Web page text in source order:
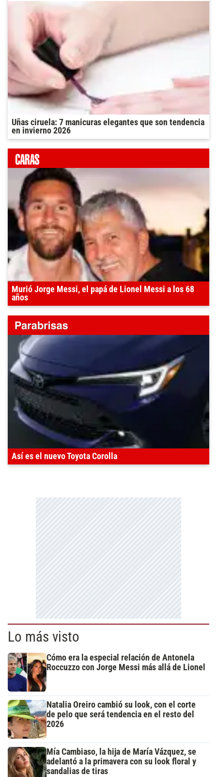
Uñas ciruela: 7 manicuras elegantes que son tendencia
en invierno 2026
Murió Jorge Messi, el papá de Lionel Messi a los 68
años
Así es el nuevo Toyota Corolla
Lo más visto
Cómo era la especial relación de Antonela
Roccuzzo con Jorge Messi más allá de Lionel
Natalia Oreiro cambió su look, con el corte
de pelo que será tendencia en el resto del
2026
Mía Cambiaso, la hija de María Vázquez, se
adelantó a la primavera con su look floral y
sandalias de tiras